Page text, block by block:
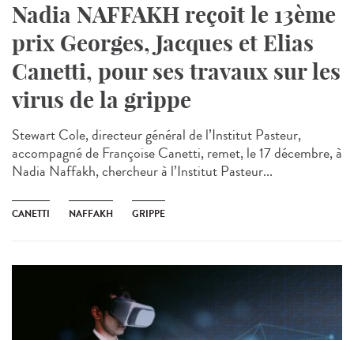
Nadia NAFFAKH reçoit le 13ème
prix Georges, Jacques et Elias
Canetti, pour ses travaux sur les
virus de la grippe
Stewart Cole, directeur général de l’Institut Pasteur,
accompagné de Françoise Canetti, remet, le 17 décembre, à
Nadia Naffakh, chercheur à l’Institut Pasteur...
CANETTI NAFFAKH GRIPPE